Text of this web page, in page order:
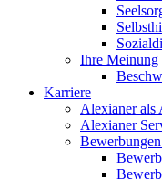
Ihre Meinung
Karriere
Alexianer als
Alexianer